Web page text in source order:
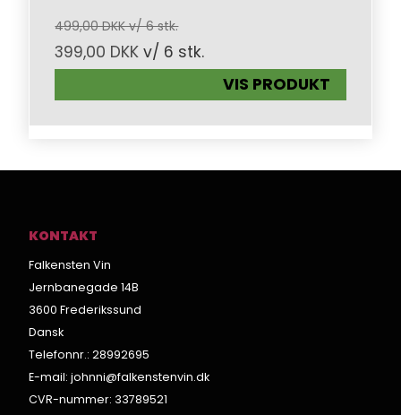
499,00 DKK v/ 6 stk.
399,00 DKK v/ 6 stk.
VIS PRODUKT
KONTAKT
Falkensten Vin
Jernbanegade 14B
3600 Frederikssund
Dansk
Telefonnr.: 28992695
E-mail: johnni@falkenstenvin.dk
CVR-nummer: 33789521